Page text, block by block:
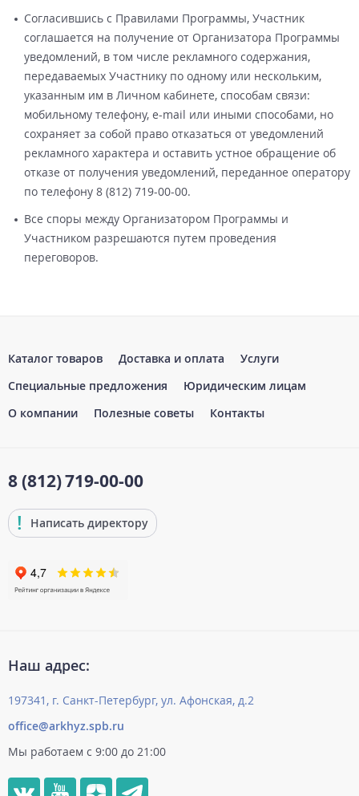
Согласившись с Правилами Программы, Участник
соглашается на получение от Организатора Программы
уведомлений, в том числе рекламного содержания,
передаваемых Участнику по одному или нескольким,
указанным им в Личном кабинете, способам связи:
мобильному телефону, e-mail или иными способами, но
сохраняет за собой право отказаться от уведомлений
рекламного характера и оставить устное обращение об
отказе от получения уведомлений, переданное оператору
по телефону 8 (812) 719-00-00.
Все споры между Организатором Программы и
Участником разрешаются путем проведения
переговоров.
Каталог товаров Доставка и оплата
Услуги
Специальные предложения
Юридическим лицам
О компании
Полезные советы Контакты
8 (812)719-00-00
Написать директору
Наш адрес:
197341, г. Санкт-Петербург, ул. Афонская, д.2
office@arkhyz.spb.ru
Мы работаем с 9:00 до 21:00